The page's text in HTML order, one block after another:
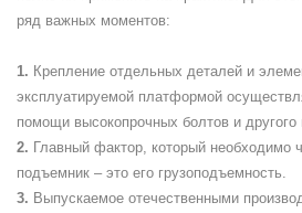
ряд важных моментов:
Крепление отдельных деталей и
эксплуатируемой платформой
помощи высокопрочных болтов и другого
Главный фактор, который необходимо
подъемник – это его грузоподъемность.
Выпускаемое отечественными